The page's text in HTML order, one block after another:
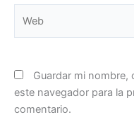
Guardar mi
este navegador para la
comentario.